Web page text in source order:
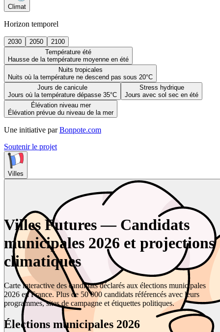
Climat
Horizon temporel
2030 2050
2100
Température été
Hausse de la température moyenne en été
Nuits tropicales
Nuits où la température ne descend pas sous 20°C
Jours de canicule
Jours où la température dépasse 35°C
Stress hydrique
Jours avec sol sec en été
Élévation niveau mer
Élévation prévue du niveau de la mer
Une initiative par Bonpote.com
Soutenir le projet
Villes
Villes Futures — Candidats
municipales 2026 et projections
climatiques
Carte interactive des candidats déclarés aux élections municipales
2026 en France. Plus de 50 000 candidats référencés avec leurs
programmes, sites de campagne et étiquettes politiques.
Élections municipales 2026